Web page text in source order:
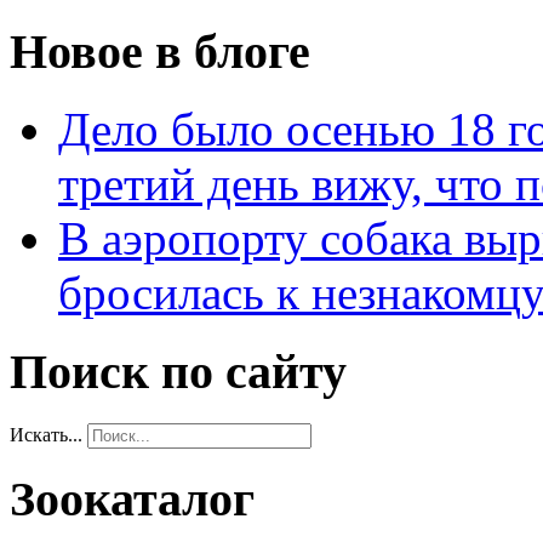
Новое в блоге
Дело было осенью 18
третий день вижу, что
В аэропорту собака
бросилась к
Поиск по сайту
Искать...
Зоокаталог